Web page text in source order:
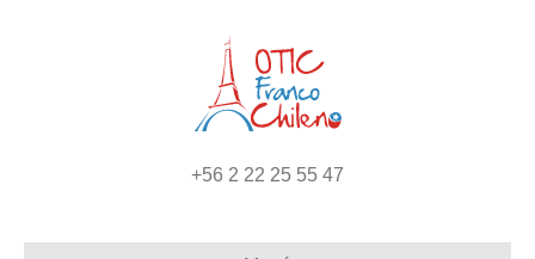
+56 2 22 25 55 47